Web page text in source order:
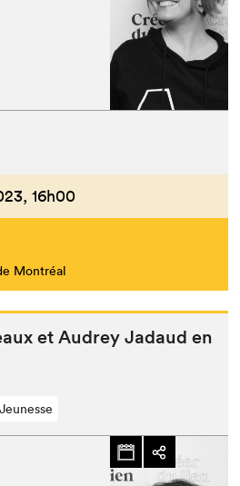
cherchez-vous?
16h00
Montréal
et Audrey Jadaud en
Jeunesse